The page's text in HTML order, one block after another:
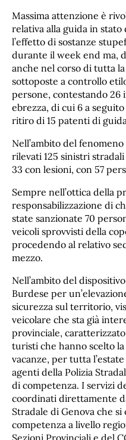
Massima attenzione è
relativa alla guida in stato
l’effetto di sostanze
durante il week end ma,
anche nel corso di tutta
sottoposte a controllo
persone, contestando
ebrezza, di cui 6 a
ritiro di 15 patenti di
Nell’ambito del
rilevati 125 sinistri
33 con lesioni, con 57
Sempre nell’ottica della
responsabilizzazione di
state sanzionate 70
veicoli sprovvisti della
procedendo al relativo
mezzo.
Nell’ambito del
Burdese per
sicurezza sul territorio,
veicolare che sta già
provinciale,
turisti che hanno scelto
vacanze, per tutta
agenti della Polizia
di competenza. I servizi
coordinati direttamente
Stradale di Genova che
competenza a livello